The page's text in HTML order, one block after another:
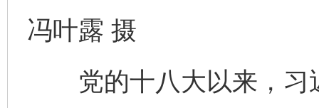
冯叶露 摄
党的十八大以来，习